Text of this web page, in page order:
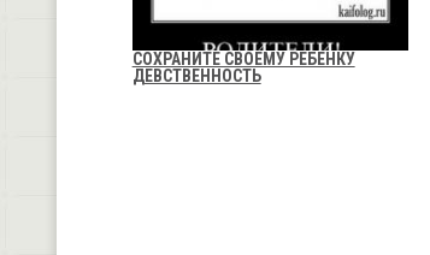
СОХРАНИТЕ СВОЕМУ РЕБЕНКУ
ДЕВСТВЕННОСТЬ